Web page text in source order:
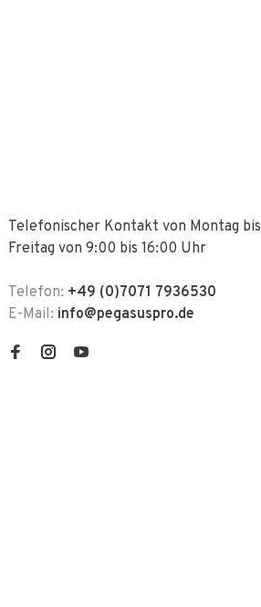
Telefonischer Kontakt von Montag bis
Freitag von 9:00 bis 16:00 Uhr
Telefon: +49 (0)7071 7936530
E-Mail: info@pegasuspro.de